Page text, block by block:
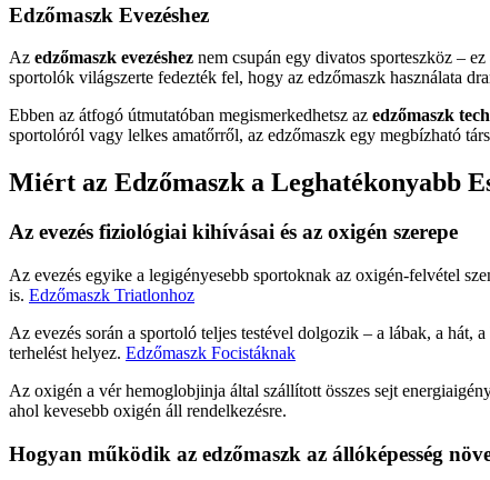
Image
Edzőmaszk Evezéshez
Az edzőmaszk evezéshez nem csupán egy divatos sporteszköz –
sportolók világszerte fedezték fel, hogy az edzőmaszk használata
Ebben az átfogó útmutatóban megismerkedhetsz az edzőmaszk
sportolóról vagy lelkes amatőrről, az edzőmaszk egy megbízható
Miért az Edzőmaszk a Leghatékonyabb
Az evezés fiziológiai kihívásai és az oxigén szerepe
Az evezés egyike a legigényesebb sportoknak az oxigén-felvétel
is. Edzőmaszk Triatlonhoz
Az evezés során a sportoló teljes testével dolgozik – a lábak, a hát,
terhelést helyez. Edzőmaszk Focistáknak
Az oxigén a vér hemoglobjinja által szállított összes sejt
ahol kevesebb oxigén áll rendelkezésre.
Hogyan működik az edzőmaszk az állóképesség